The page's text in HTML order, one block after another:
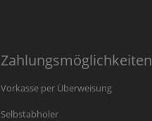
Zahlungsmöglichkeiten
Vorkasse per Überweisung
Selbstabholer